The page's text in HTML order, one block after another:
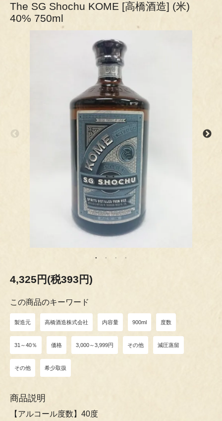
The SG Shochu KOME [高橋酒造] (米)
40% 750ml
4,325円(税393円)
この商品のキーワード
製造元 高橋酒造株式会社 内容量 900ml 度数
31～40％ 価格 3,000～3,999円 その他 減圧蒸留
その他 希少取扱
商品説明
【アルコール度数】40度